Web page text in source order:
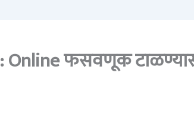
फसवणूक